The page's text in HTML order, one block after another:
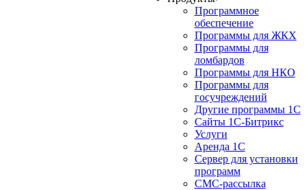
Программное
обеспечение
Программы для ЖКХ
Программы для
ломбардов
Программы для НКО
Программы для
госучреждений
Другие программы 1С
Сайты 1С-Битрикс
Услуги
Аренда 1С
Сервер для установки
программ
СМС-рассылка